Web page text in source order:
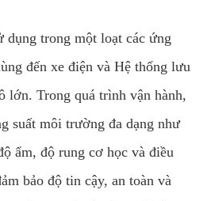
dụng trong một loạt các ứng
đến xe điện và Hệ thống lưu
lớn. Trong quá trình vận hành,
suất môi trường đa dạng như
ẩm, độ rung cơ học và điều
bảo độ tin cậy, an toàn và